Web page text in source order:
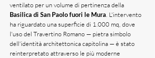
ventilato per un volume di pertinenza della
Basilica di San Paolo fuori le Mura . L'intervento
ha riguardato una superficie di 1.000 mq, dove
l'uso del Travertino Romano — pietra simbolo
dell'identità architettonica capitolina — è stato
reinterpretato attraverso le più moderne